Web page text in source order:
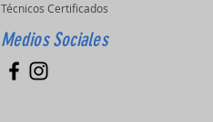
Técnicos Certificados
Medios Sociales